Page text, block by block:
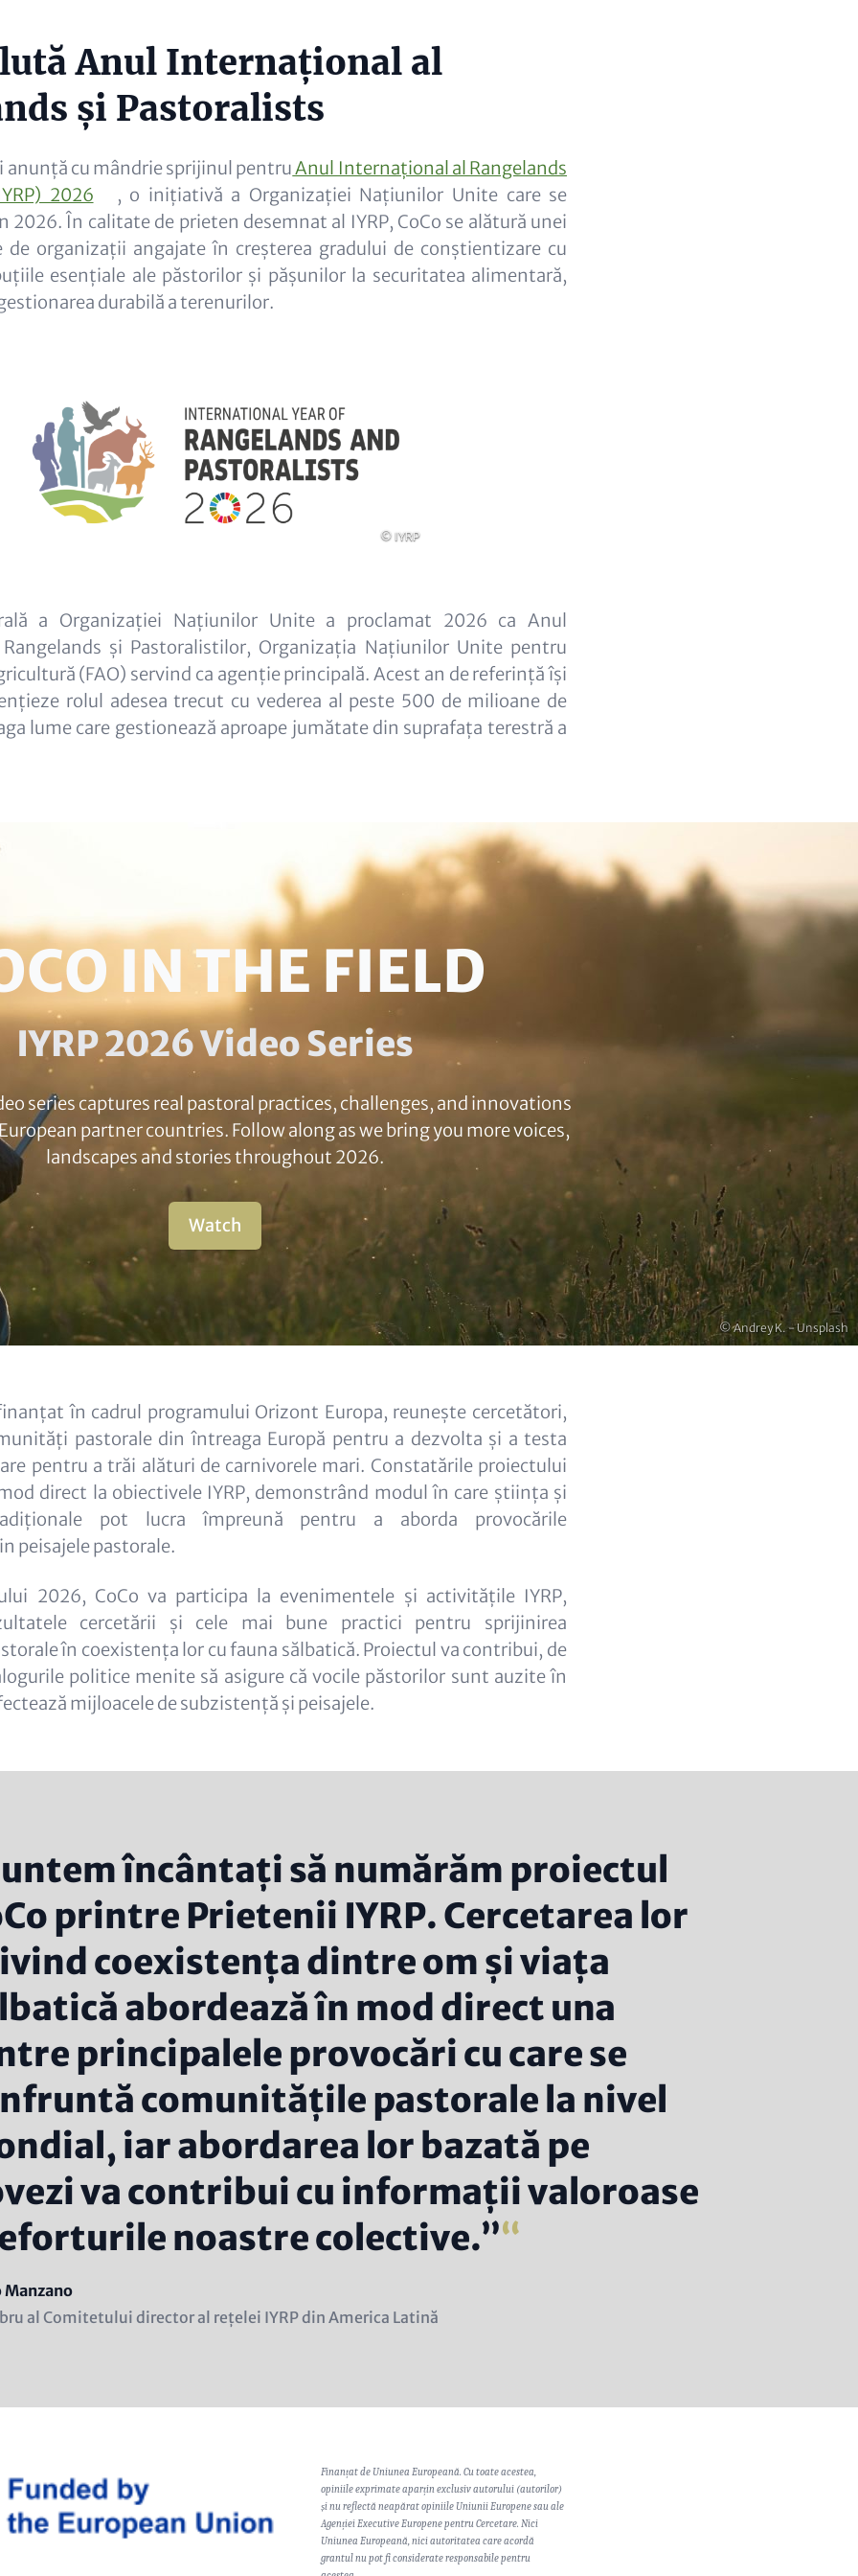
Anul Internațional al
și Pastoralists
anunță cu mândrie sprijinul pentruAnul Internațional al Rangelands
2026
, o inițiativă a Organizației Națiunilor Unite care se
2026. În calitate de prieten desemnat al IYRP, CoCo se alătură unei
de organizații angajate în creșterea gradului de conștientizare cu
esențiale ale păstorilor și pășunilor la securitatea alimentară,
durabilă a terenurilor.
Copyright
© IYRP
a Organizației Națiunilor Unite a proclamat 2026 ca Anul
și Pastoralistilor, Organizația Națiunilor Unite pentru
(FAO) servind ca agenție principală. Acest an de referință își
rolul adesea trecut cu vederea al peste 500 de milioane de
lume care gestionează aproape jumătate din suprafața terestră a
Copyright
© Andrey K. - Unsplash
IN THE FIELD
IYRP 2026 Video Series
series captures real pastoral practices, challenges, and innovations
partner countries. Follow along as we bring you more voices,
landscapes and stories throughout 2026.
Watch
în cadrul programului Orizont Europa, reunește cercetători,
pastorale din întreaga Europă pentru a dezvolta și a testa
pentru a trăi alături de carnivorele mari. Constatările proiectului
direct la obiectivele IYRP, demonstrând modul în care știința și
pot lucra împreună pentru a aborda provocările
peisajele pastorale.
2026, CoCo va participa la evenimentele și activitățile IYRP,
cercetării și cele mai bune practici pentru sprijinirea
în coexistența lor cu fauna sălbatică. Proiectul va contribui, de
politice menite să asigure că vocile păstorilor sunt auzite în
mijloacele de subzistență și peisajele.
încântați să numărăm proiectul
printre Prietenii IYRP. Cercetarea lor
coexistența dintre om și viața
abordează în mod direct una
principalele provocări cu care se
comunitățile pastorale la nivel
iar abordarea lor bazată pe
va contribui cu informații valoroase
noastre colective.”
Manzano
al Comitetului director al rețelei IYRP din America Latină
Finanțat de Uniunea Europeană. Cu toate acestea,
opiniile exprimate aparțin exclusiv autorului (autorilor)
și nu reflectă neapărat opiniile Uniunii Europene sau ale
Agenției Executive Europene pentru Cercetare. Nici
Uniunea Europeană, nici autoritatea care acordă
grantul nu pot fi considerate responsabile pentru